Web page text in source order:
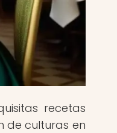
recetas
de culturas en